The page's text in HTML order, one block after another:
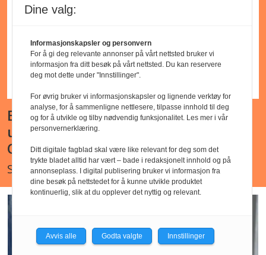
Barnehagelærer - Godkjent
utdanning - Ljan kirkes barnehage,
Oslo
Søknadsfrist : snarest
Dine valg:
Informasjonskapsler og personvern
For å gi deg relevante annonser på vårt nettsted bruker vi
informasjon fra ditt besøk på vårt nettsted. Du kan reservere
deg mot dette under "Innstillinger".
For øvrig bruker vi informasjonskapsler og lignende verktøy for
analyse, for å sammenligne nettlesere, tilpasse innhold til deg
og for å utvikle og tilby nødvendig funksjonalitet. Les mer i vår
personvernerklæring.
Ditt digitale fagblad skal være like relevant for deg som det
trykte bladet alltid har vært – bade i redaksjonelt innhold og på
annonseplass. I digital publisering bruker vi informasjon fra
dine besøk på nettstedet for å kunne utvikle produktet
kontinuerlig, slik at du opplever det nyttig og relevant.
Avvis alle Godta valgte Innstillinger